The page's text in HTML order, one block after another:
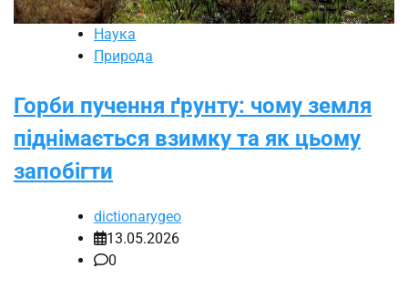
Наука
Природа
Горби пучення ґрунту: чому земля
піднімається взимку та як цьому
запобігти
dictionarygeo
13.05.2026
0